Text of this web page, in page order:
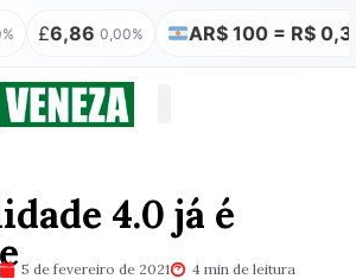
0,00% AR$ 100 = R$ 0,31 0,00%
4.0 já é
5 de fevereiro de 2021 4 min de leitura